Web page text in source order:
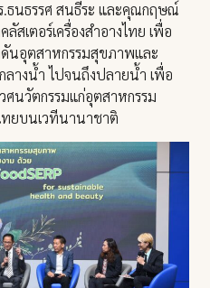
.ธนธรรศ สนธีระ และคุณกฤษณ์
สเตอร์เครื่องสำอางไทย เพื่อ
ดันอุตสาหกรรมสุขภาพและ
างน้ำ ไปจนถึงปลายน้ำ เพื่อ
ศนวัตกรรมแก่อุตสาหกรรม
ทยบนเวทีนานาชาติ